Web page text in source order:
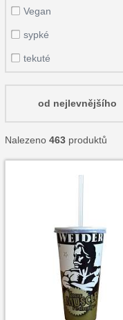
Vegan
sypké
tekuté
od nejlevnějšího
Nalezeno 463 produktů